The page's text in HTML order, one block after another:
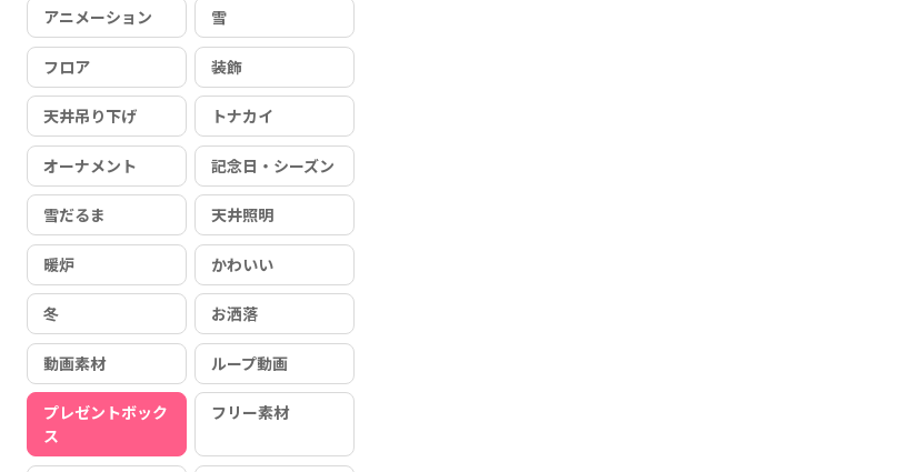
アニメーション 雪
フロア 装飾
天井吊り下げ トナカイ
オーナメント 記念日・シーズン
雪だるま 天井照明
暖炉 かわいい
冬 お洒落
動画素材 ループ動画
プレゼントボック
ス
フリー素材